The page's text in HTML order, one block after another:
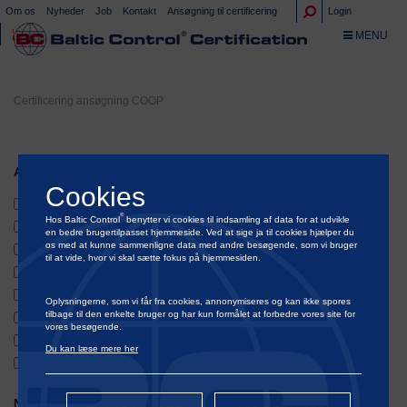
Certificering ansøgning COOP
Ansøgning vedr. certificering under COOP (flere kan vælges)
Svin
Kvæg
Slagtefjerkræ
Mejerier
Niveau (Sæt kryds i de niveauer der benyttes)
Om os Nyheder Job Kontakt Ansøgning til certificering Login
TOGGLE
MENU
Cookies
Hos Baltic Control® benytter vi cookies til indsamling af data for at udvikle
en bedre brugertilpasset hjemmeside. Ved at sige ja til cookies hjælper du
os med at kunne sammenligne data med andre besøgende, som vi bruger
til at vide, hvor vi skal sætte fokus på hjemmesiden.
Oplysningerne, som vi får fra cookies, annonymiseres og kan ikke spores
tilbage til den enkelte bruger og har kun formålet at forbedre vores site for
vores besøgende.
Du kan læse mere her